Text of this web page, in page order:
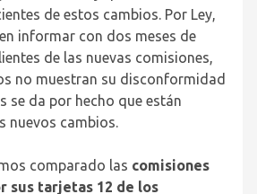
de estos cambios. Por Ley,
informar con dos meses de
de las nuevas comisiones,
no muestran su disconformidad
se da por hecho que están
nuevos cambios.
comparado las comisiones
sus tarjetas 12 de los